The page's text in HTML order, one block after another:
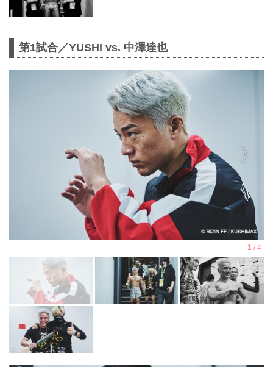
第1試合／YUSHI vs. 中澤達也